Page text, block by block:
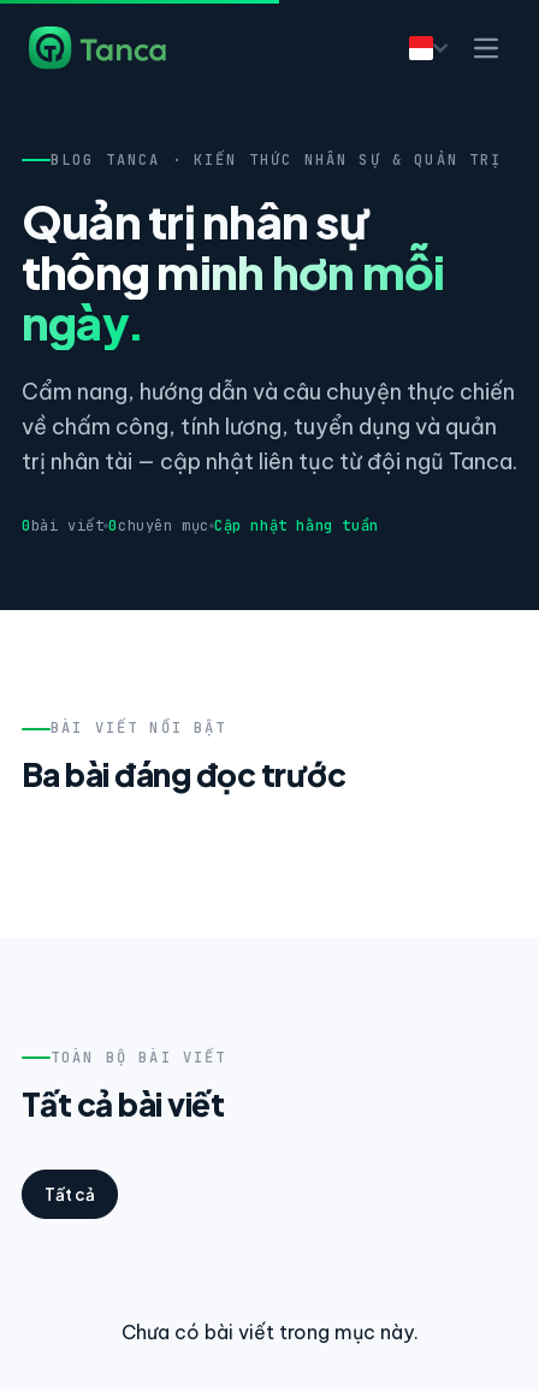
BLOG TANCA · KIẾN THỨC NHÂN SỰ & QUẢN TRỊ
Quản trị nhân sự
thông minh hơn mỗi
ngày.
Cẩm nang, hướng dẫn và câu chuyện thực chiến
về chấm công, tính lương, tuyển dụng và quản
trị nhân tài — cập nhật liên tục từ đội ngũ Tanca.
0bài viết 0chuyên mục Cập nhật hằng tuần
BÀI VIẾT NỔI BẬT
Ba bài đáng đọc trước
TOÀN BỘ BÀI VIẾT
Tất cả bài viết
Tất cả
Chưa có bài viết trong mục này.